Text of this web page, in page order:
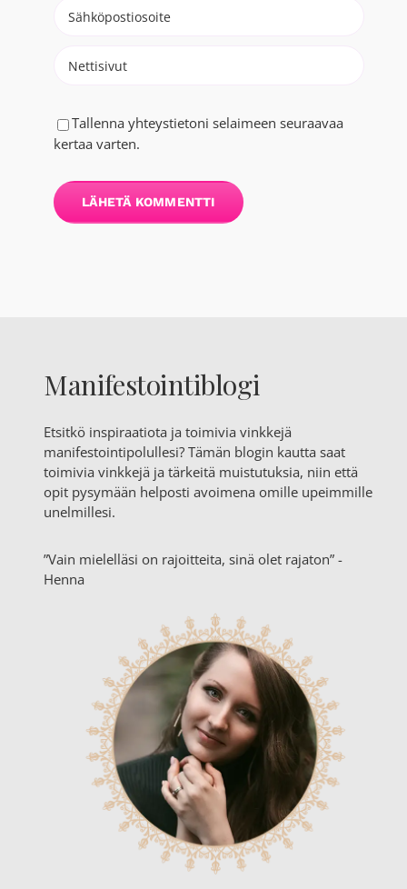
Tallenna yhteystietoni selaimeen seuraavaa
kertaa varten.
Manifestointiblogi
Etsitkö inspiraatiota ja toimivia vinkkejä
manifestointipolullesi? Tämän blogin kautta saat
toimivia vinkkejä ja tärkeitä muistutuksia, niin että
opit pysymään helposti avoimena omille upeimmille
unelmillesi.
”Vain mielelläsi on rajoitteita, sinä olet rajaton” -
Henna